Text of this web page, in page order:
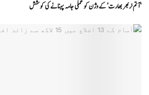
‘ آتم نربھر بھارت’ کے وژن کو عملی جامہ پہنانے کی کوشش